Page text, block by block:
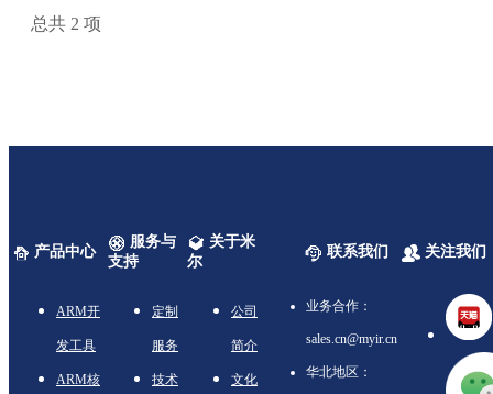
总共 2 项
产品中心
服务与
支持
关于米
尔
联系我们 关注我们
ARM开
发工具
ARM核
定制
服务
技术
公司
简介
文化
业务合作：
sales.cn@myir.cn
华北地区：